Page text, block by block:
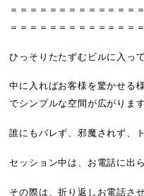
＝＝＝＝＝＝＝＝＝＝＝＝＝
＝＝＝＝＝＝＝＝＝＝＝＝＝
ひっそりたたずむビルに入っ
中に入ればお客様を驚かせる
でシンプルな空間が広がります
誰にもバレず、邪魔されず、
セッション中は、お電話に出
その際は、折り返しお電話さ